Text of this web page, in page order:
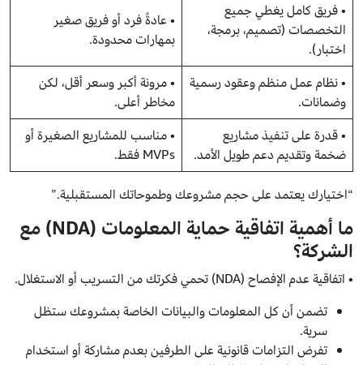
• فريق كامل يغطي جميع
التخصصات (تصميم، برمجة،
اختبار).
• عادةً فرد أو فريق صغير
بمهارات محدودة.
• نظام عمل منظم وعقود رسمية
وضمانات.
• مرونة أكبر وسعر أقل، لكن
مخاطر أعلى.
• قدرة على تنفيذ مشاريع
ضخمة وتقديم دعم طويل الأمد.
• مناسب للمشاريع الصغيرة أو
MVPs فقط.
“اختيارك يعتمد على حجم مشروعك وطموحاتك المستقبلية.”
ما أهمية اتفاقية حماية المعلومات (NDA) مع
الشركة؟
• اتفاقية عدم الإفصاح (NDA) تحمي فكرتك من التسريب أو الاستغلال.
تضمن أن كل المعلومات والبيانات الخاصة بمشروعك ستظل
سرية.
تفرض التزامات قانونية على الطرفين بعدم مشاركة أو استخدام